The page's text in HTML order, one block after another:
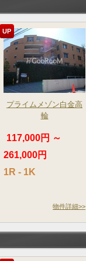
UP
プライムメゾン白金高
輪
117,000円 ～
261,000円
1R - 1K
物件詳細>>